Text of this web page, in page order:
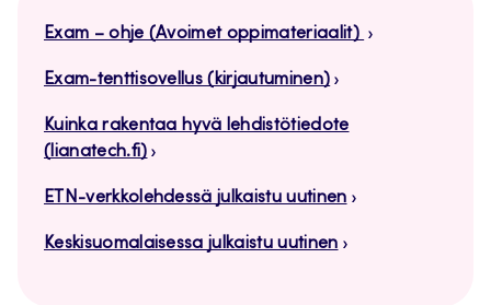
Exam – ohje (Avoimet oppimateriaalit)
Exam-tenttisovellus (kirjautuminen)
Kuinka rakentaa hyvä lehdistötiedote
(lianatech.fi)
ETN-verkkolehdessä julkaistu uutinen
Keskisuomalaisessa julkaistu uutinen